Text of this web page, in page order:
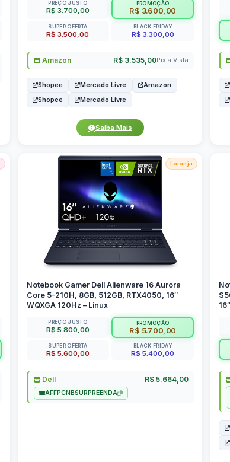
PREÇO JUSTO
R$ 3.700,00
PROMOÇÃO
R$ 3.600,00
SUPER OFERTA
R$ 3.500,00
BLACK FRIDAY
R$ 3.300,00
Amazon R$ 3.535,00Pix a Vista
Shopee Mercado Livre
Amazon
Shopee
Mercado Livre
Saiba Mais
Laranja
Notebook Gamer Dell Alienware 16 Aurora
Core 5-210H, 8GB, 512GB, RTX4050, 16″
WQXGA 120Hz – Linux
PREÇO JUSTO
R$ 5.800,00
PROMOÇÃO
R$ 5.700,00
SUPER OFERTA
R$ 5.600,00
BLACK FRIDAY
R$ 5.400,00
Dell R$ 5.664,00
AFFPCNBSURPREENDA